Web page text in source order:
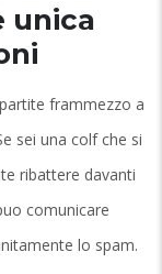
unica
frammezzo a
sei una colf che si
ribattere davanti
comunicare
lo spam.